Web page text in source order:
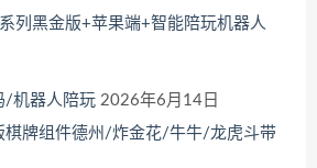
列黑金版+苹果端+智能陪玩机器人
/机器人陪玩 2026年6月14日
棋牌组件德州/炸金花/牛牛/龙虎斗带